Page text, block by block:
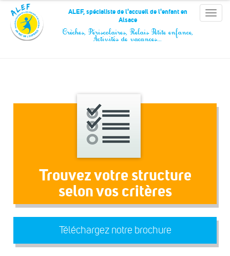
Panneau de gestion des cookies
Toggle
ALEF, spécialiste de l'accueil de l'enfant en
Alsace
Crèches, Périscolaires, Relais Petite enfance,
Activités de vacances…
Trouvez votre structure
selon vos critères
Téléchargez notre brochure